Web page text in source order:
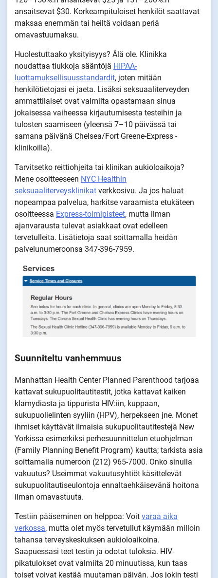
ansaitsevat $30. Korkeampituloiset henkilöt saattavat
maksaa enemmän tai heiltä voidaan periä
omavastuumaksu.
Huolestuttaako yksityisyys? Älä ole. Klinikka
noudattaa tiukkoja sääntöjä HIPAA-
luottamuksellisuusstandardit, joten mitään
henkilötietojasi ei jaeta. Lisäksi seksuaaliterveyden
ammattilaiset ovat valmiita opastamaan sinua
jokaisessa vaiheessa kirjautumisesta testeihin ja
tulosten saamiseen (yleensä 7–10 päivässä tai
samana päivänä Chelsea/Fort Greene-Express -
klinikoilla).
Tarvitsetko reittiohjeita tai klinikan aukioloaikoja?
Mene osoitteeseen NYC Healthin
seksuaaliterveysklinikat verkkosivu. Ja jos haluat
nopeampaa palvelua, harkitse varaamista etukäteen
osoitteessa Express-toimipisteet, mutta ilman
ajanvarausta tulevat asiakkaat ovat edelleen
tervetulleita. Lisätietoja saat soittamalla heidän
palvelunumeroonsa 347-396-7959.
Suunniteltu vanhemmuus
Manhattan Health Center Planned Parenthood tarjoaa
kattavat sukupuolitautitestit, jotka kattavat kaiken
klamydiasta ja tippurista HIV:iin, kuppaan,
sukupuolielinten syyliin (HPV), herpekseen jne. Monet
ihmiset käyttävät ilmaisia sukupuolitautitestejä New
Yorkissa esimerkiksi perhesuunnittelun etuohjelman
(Family Planning Benefit Program) kautta; tarkista asia
soittamalla numeroon (212) 965-7000. Onko sinulla
vakuutus? Useimmat vakuutusyhtiöt käsittelevät
sukupuolitautiseulontoja ennaltaehkäisevänä hoitona
ilman omavastuuta.
Testiin pääseminen on helppoa: Voit varaa aika
verkossa, mutta olet myös tervetullut käymään milloin
tahansa terveyskeskuksen aukioloaikoina.
Saapuessasi teet testin ja odotat tuloksia. HIV-
pikatulokset ovat valmiita 20 minuutissa, kun taas
toiset voivat kestää muutaman päivän. Jos jokin testi